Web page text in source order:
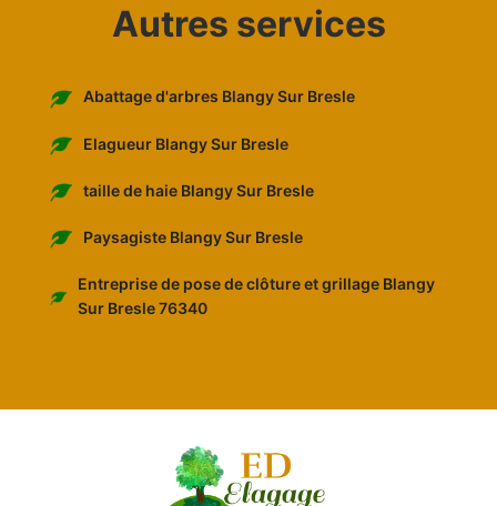
Autres services
Abattage d'arbres Blangy Sur Bresle
Elagueur Blangy Sur Bresle
taille de haie Blangy Sur Bresle
Paysagiste Blangy Sur Bresle
Entreprise de pose de clôture et grillage Blangy
Sur Bresle 76340